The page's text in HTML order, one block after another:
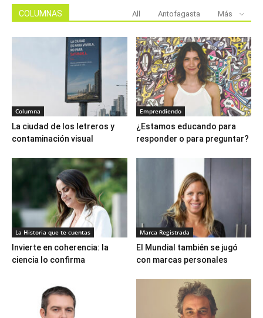
COLUMNAS All Antofagasta Más
Columna
La ciudad de los letreros y
contaminación visual
Emprendiendo
¿Estamos educando para
responder o para preguntar?
La Historia que te cuentas
Invierte en coherencia: la
ciencia lo confirma
Marca Registrada
El Mundial también se jugó
con marcas personales